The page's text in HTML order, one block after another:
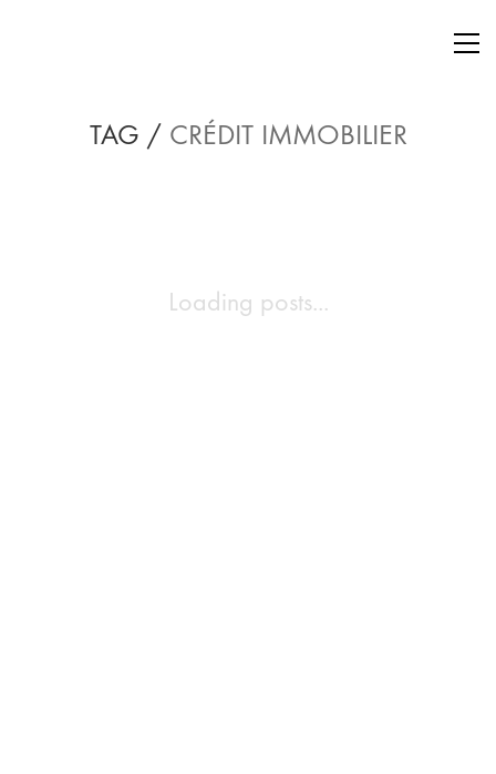
TAG / CRÉDIT IMMOBILIER
Loading posts...